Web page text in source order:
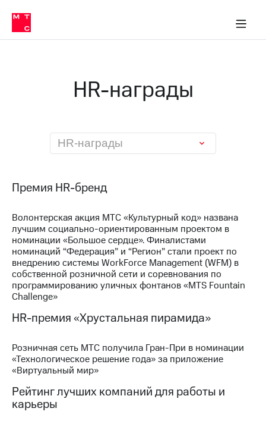
Медиа-центр
и акционерам
Устойчивое развитие
Комплаенс и деловая этика
компании
Карьера
Руководство
Правовая
информация
Контакты
Медиа-центр
Пресс-
релизы
МТС
о технологиях
Достижения
Интервью
Финансовая
отчетность
Контакты
в МТС
МТС
о технологиях
HR-награды
HR-награды
Премия HR-бренд
Волонтерская акция МТС «Культурный код» названа
лучшим социально-ориентированным проектом в
номинации «Большое сердце». Финалистами
номинаций “Федерация” и “Регион” стали проект по
внедрению системы WorkForce Management (WFM) в
собственной розничной сети и соревнования по
программированию уличных фонтанов «MTS Fountain
Challenge»
HR-премия «Хрустальная пирамида»
Розничная сеть МТС получила Гран-При в номинации
«Технологическое решение года» за приложение
«Виртуальный мир»
Рейтинг лучших компаний для работы и
карьеры